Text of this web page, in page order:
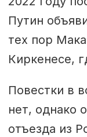
Путин
тех пор
Киркенесе,
Повестки в
нет, однако
отъезда из